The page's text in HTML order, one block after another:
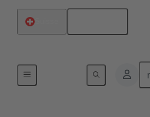
Raccordement carte mère à